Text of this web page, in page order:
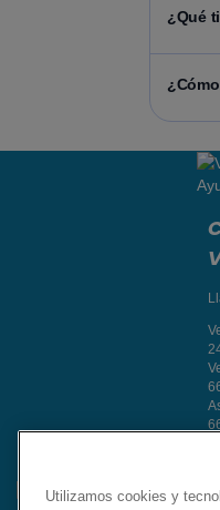
¿Qué
Utilizamos cookies y